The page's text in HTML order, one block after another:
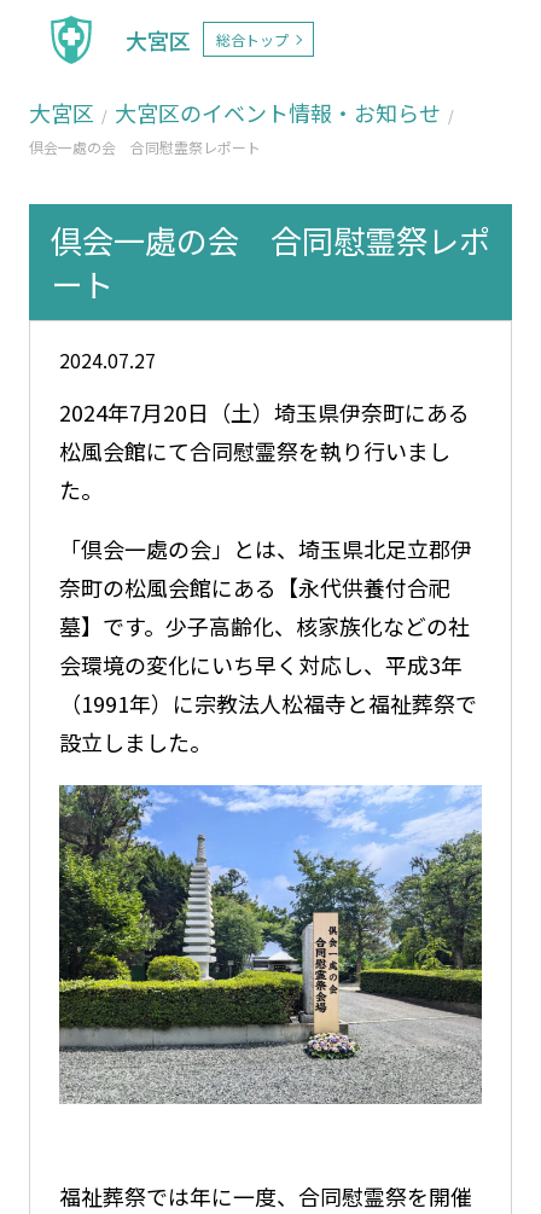
大宮区 総合トップ
大宮区 大宮区のイベント情報・お知らせ
倶会一處の会 合同慰霊祭レポート
倶会一處の会 合同慰霊祭レポ
ート
2024.07.27
2024年7月20日（土）埼玉県伊奈町にある
松風会館にて合同慰霊祭を執り行いまし
た。
「倶会一處の会」とは、埼玉県北足立郡伊
奈町の松風会館にある【永代供養付合祀
墓】です。少子高齢化、核家族化などの社
会環境の変化にいち早く対応し、平成3年
（1991年）に宗教法人松福寺と福祉葬祭で
設立しました。
福祉葬祭では年に一度、合同慰霊祭を開催